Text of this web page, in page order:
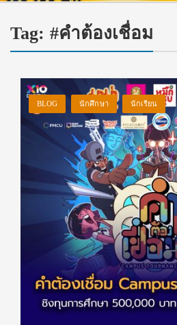
Tag: #คำต้องเชื่อม
BLOG นักศึกษา นักเรียน